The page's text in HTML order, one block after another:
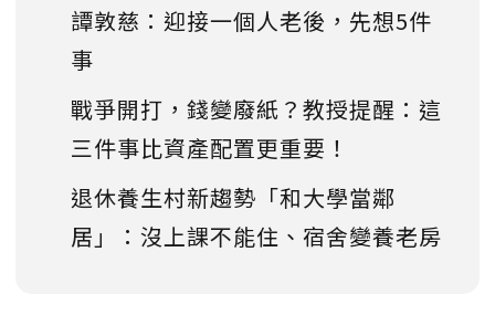
譚敦慈：迎接一個人老後，先想5件
事
戰爭開打，錢變廢紙？教授提醒：這
三件事比資產配置更重要！
退休養生村新趨勢「和大學當鄰
居」：沒上課不能住、宿舍變養老房